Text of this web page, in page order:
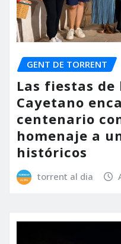
GENT DE TORRENT
Las fiestas de
Cayetano
centenario
homenaje a
históricos
torrent al dia